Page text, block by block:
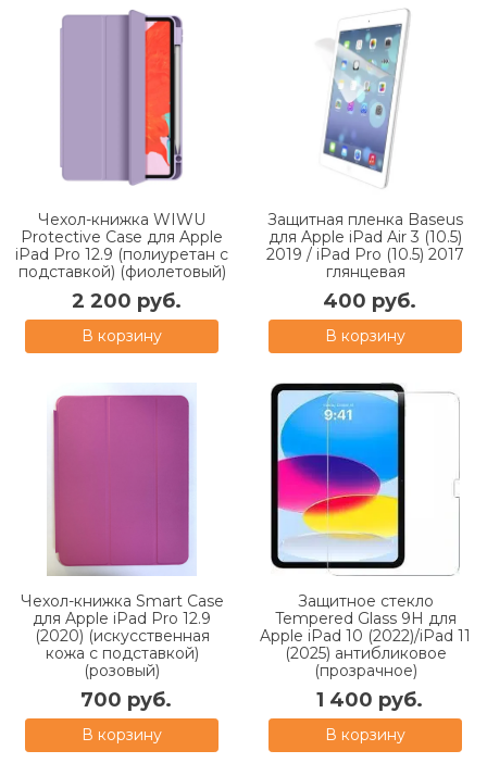
Чехол-книжка WIWU
Protective Case для Apple
iPad Pro 12.9 (полиуретан с
подставкой) (фиолетовый)
2 200 руб.
В корзину
Защитная пленка Baseus
для Apple iPad Air 3 (10.5)
2019 / iPad Pro (10.5) 2017
глянцевая
400 руб.
В корзину
Чехол-книжка Smart Case
для Apple iPad Pro 12.9
(2020) (искусственная
кожа с подставкой)
(розовый)
700 руб.
В корзину
Защитное стекло
Tempered Glass 9H для
Apple iPad 10 (2022)/iPad 11
(2025) антибликовое
(прозрачное)
1 400 руб.
В корзину